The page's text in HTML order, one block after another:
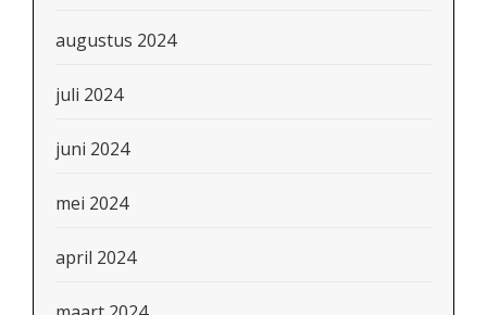
augustus 2024
juli 2024
juni 2024
mei 2024
april 2024